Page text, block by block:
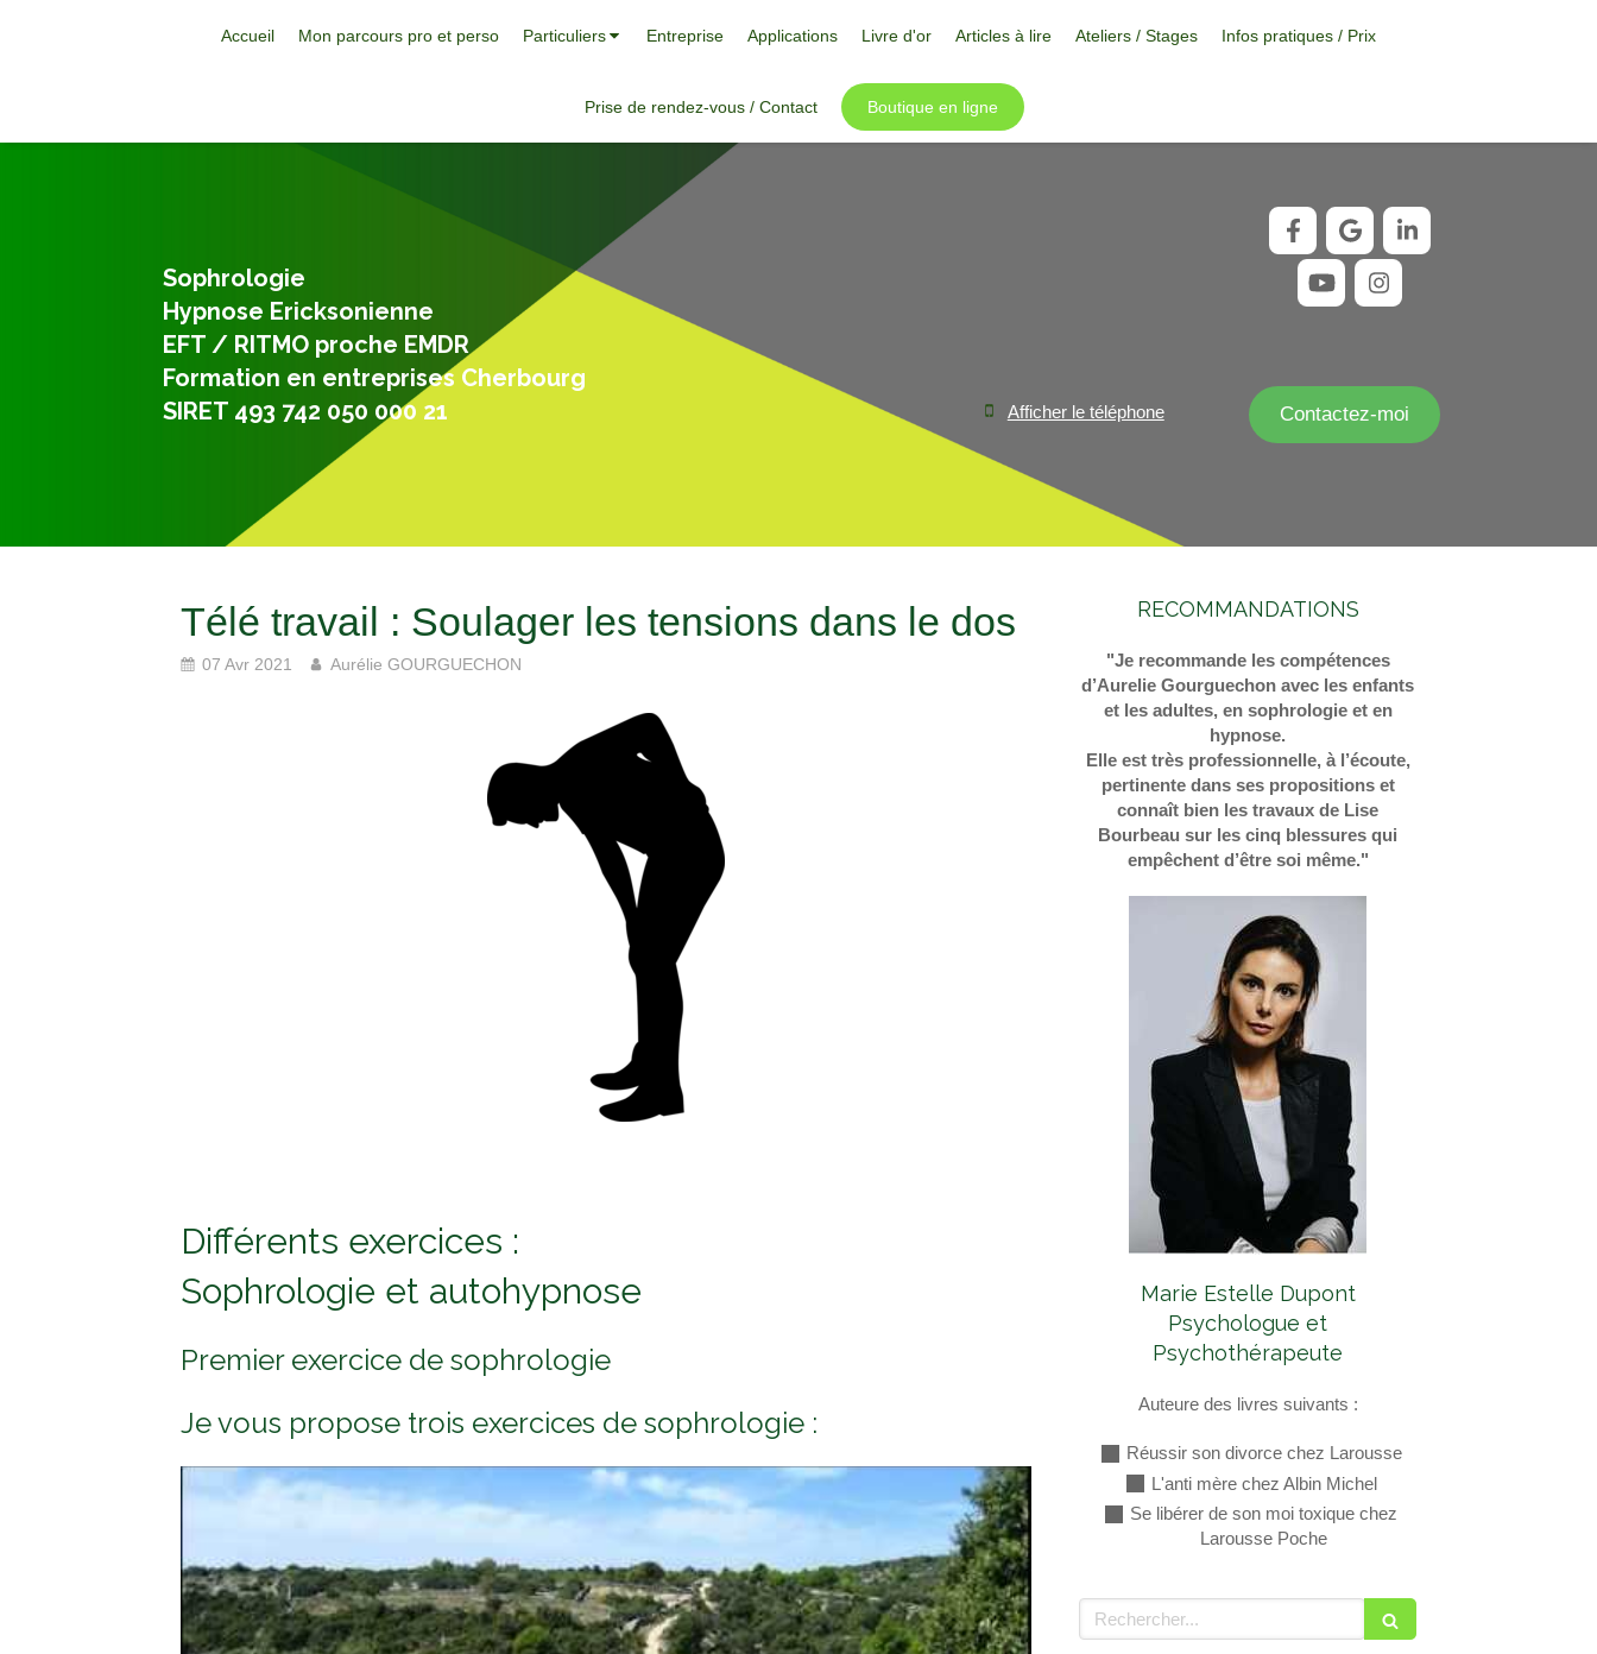
Accueil Mon parcours pro et perso Particuliers Entreprise Applications Livre d'or Articles à lire Ateliers / Stages Infos pratiques / Prix
Prise de rendez-vous / Contact Boutique en ligne
Sophrologie
Hypnose Ericksonienne
EFT / RITMO proche EMDR
Formation en entreprises Cherbourg
SIRET 493 742 050 000 21
Contactez-moi
Afficher le téléphone
Télé travail : Soulager les tensions dans le dos
07 Avr 2021 Aurélie GOURGUECHON
Différents exercices :
Sophrologie et autohypnose
Premier exercice de sophrologie
Je vous propose trois exercices de sophrologie :
RECOMMANDATIONS
"Je recommande les compétences
d’Aurelie Gourguechon avec les enfants
et les adultes, en sophrologie et en
hypnose.
Elle est très professionnelle, à l’écoute,
pertinente dans ses propositions et
connaît bien les travaux de Lise
Bourbeau sur les cinq blessures qui
empêchent d’être soi même."
Marie Estelle Dupont
Psychologue et
Psychothérapeute
Auteure des livres suivants :
Réussir son divorce chez Larousse
L'anti mère chez Albin Michel
Se libérer de son moi toxique chez
Larousse Poche
Rechercher